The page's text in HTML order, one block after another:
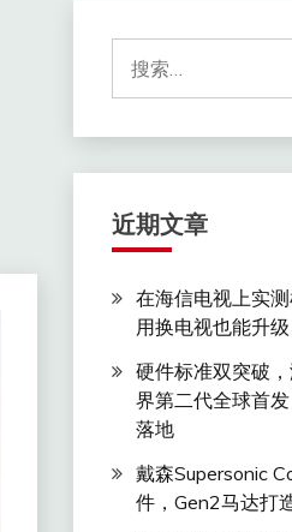
索：
近期文章
在海信电视上实
用换电视也能升
硬件标准双突破
界第二代全球首
落地
戴森Supersonic
件，Gen2马达打